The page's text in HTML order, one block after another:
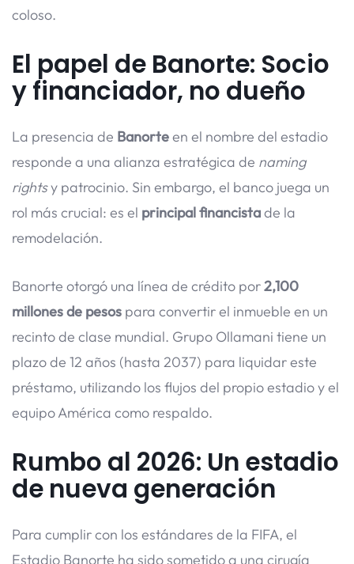
coloso.
El papel de Banorte: Socio
y financiador, no dueño
La presencia de Banorteen el nombre del estadio
responde a una alianza estratégica de naming
rightsy patrocinio. Sin embargo, el banco juega un
rol más crucial: es el principal financistade la
remodelación.
Banorte otorgó una línea de crédito por2,100
millones de pesos para convertir el inmueble en un
recinto de clase mundial. Grupo Ollamani tiene un
plazo de 12 años (hasta 2037) para liquidar este
préstamo, utilizando los flujos del propio estadio y el
equipo América como respaldo.
Rumbo al 2026: Un estadio
de nueva generación
Para cumplir con los estándares de la FIFA, el
Estadio Banorte ha sido sometido a una cirugía